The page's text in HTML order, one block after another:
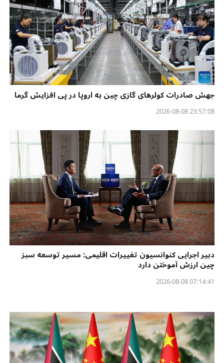
جهش صادرات کولرهای گازی چین به اروپا در پی افزایش گرما
23:57:08 2026-08-08
دبیر اجرایی کنوانسیون تغییرات اقلیمی: مسیر توسعه سبز
چین ارزش آموختن دارد
07:14:41 2026-08-08